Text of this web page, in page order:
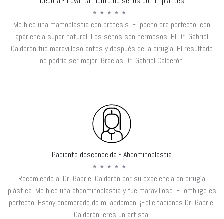
Me hice una mamoplastia con prótesis. El pecho era perfecto, con
apariencia súper natural. Los senos son hermosos. El Dr. Gabriel
Calderón fue maravilloso antes y después de la cirugía. El resultado
no podría ser mejor. Gracias Dr. Gabriel Calderón.
Paciente desconocida - Abdominoplastia
Recomiendo al Dr. Gabriel Calderón por su excelencia en cirugía
plástica. Me hice una abdominoplastia y fue maravilloso. El ombligo es
perfecto. Estoy enamorado de mi abdomen. ¡Felicitaciones Dr. Gabriel
Calderón, eres un artista!